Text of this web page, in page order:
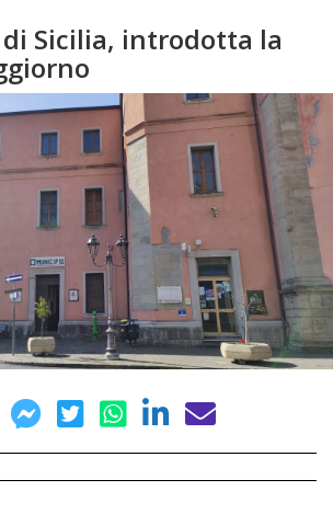
Sicilia, introdotta la